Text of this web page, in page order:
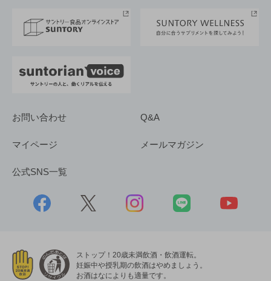
採用情報
お問い合わせ Q&A
マイページ メールマガジン
公式SNS一覧
ストップ！20歳未満飲酒・飲酒運転。
妊娠中や授乳期の飲酒はやめましょう。
お酒はなによりも適量です。